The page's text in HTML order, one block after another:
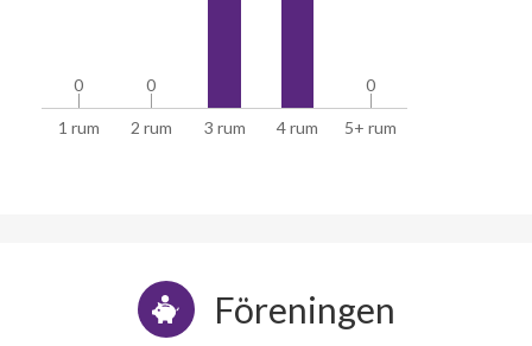
1 rum 2 rum 3 rum 4 rum 5+ rum
0
0 0
0 0
0
Föreningen